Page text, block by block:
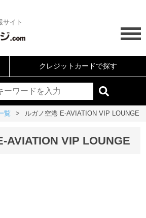
サイト
クレジットカードで探す
覧 ルガノ空港 E-AVIATION VIP LOUNGE
AVIATION VIP LOUNGE